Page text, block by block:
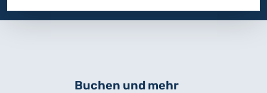
Buchen und mehr